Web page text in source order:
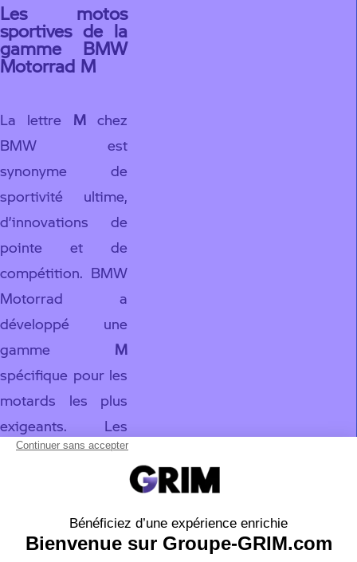
Les motos
sportives de la
gamme BMW
Motorrad M
La lettre Mchez
BMW est
synonyme de
sportivité ultime,
d’innovations de
pointe et de
compétition. BMW
Motorrad a
développé une
gamme M
spécifique pour les
motards les plus
exigeants. Les
modèlesBMW M
sont dérivés des
modèles sport et